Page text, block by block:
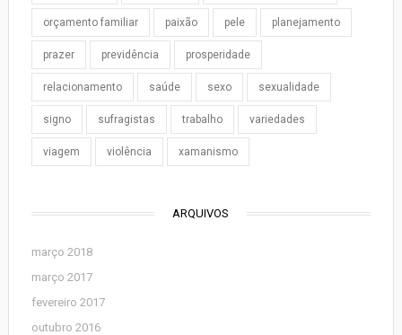
orçamento familiar paixão pele planejamento
prazer previdência prosperidade
relacionamento saúde sexo sexualidade
signo sufragistas trabalho variedades
viagem violência xamanismo
ARQUIVOS
março 2018
março 2017
fevereiro 2017
outubro 2016